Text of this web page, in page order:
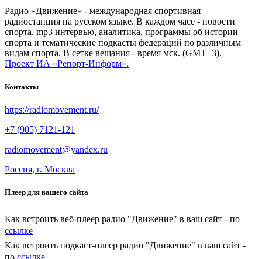
Радио «Движение» - международная спортивная
радиостанция на русском языке. В каждом часе - новости
спорта, mp3 интервью, аналитика, программы об истории
спорта и тематические подкасты федераций по различным
видам спорта. В сетке вещания - время мск. (GMT+3).
Проект ИА «Репорт-Информ».
Контакты
https://radiomovement.ru/
+7 (905) 7121-121
radiomovement@yandex.ru
Россия, г. Москва
Плеер для вашего сайта
Как встроить веб-плеер радио "Движение" в ваш сайт - по
ссылке
Как встроить подкаст-плеер радио "Движение" в ваш сайт -
по ссылке